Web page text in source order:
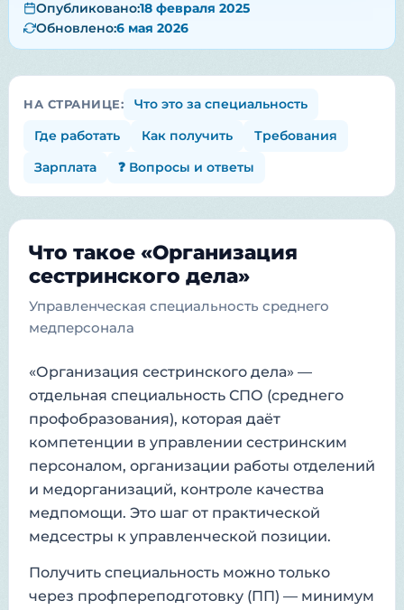
Опубликовано:18 февраля 2025
Обновлено:6 мая 2026
НА СТРАНИЦЕ:
Что это за специальность
Где работать
Как получить
Требования
Зарплата
❓ Вопросы и ответы
Что такое «Организация
сестринского дела»
Управленческая специальность среднего
медперсонала
«Организация сестринского дела» —
отдельная специальность СПО (среднего
профобразования), которая даёт
компетенции в управлении сестринским
персоналом, организации работы отделений
и медорганизаций, контроле качества
медпомощи. Это шаг от практической
медсестры к управленческой позиции.
Получить специальность можно только
через профпереподготовку (ПП) — минимум